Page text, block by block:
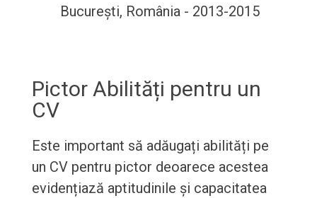
București, România - 2013-2015
Pictor Abilități pentru un
CV
Este important să adăugați abilități pe
un CV pentru pictor deoarece acestea
evidențiază aptitudinile și capacitatea